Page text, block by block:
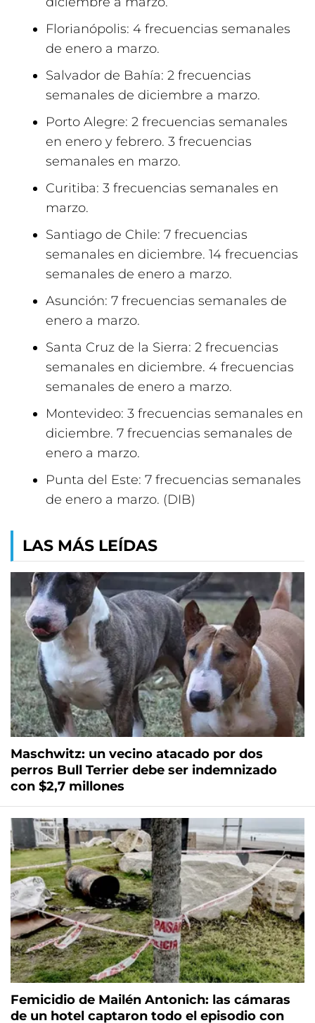
Florianópolis: 4 frecuencias semanales
de enero a marzo.
Salvador de Bahía: 2 frecuencias
semanales de diciembre a marzo.
Porto Alegre: 2 frecuencias semanales
en enero y febrero. 3 frecuencias
semanales en marzo.
Curitiba: 3 frecuencias semanales en
marzo.
Santiago de Chile: 7 frecuencias
semanales en diciembre. 14 frecuencias
semanales de enero a marzo.
Asunción: 7 frecuencias semanales de
enero a marzo.
Santa Cruz de la Sierra: 2 frecuencias
semanales en diciembre. 4 frecuencias
semanales de enero a marzo.
Montevideo: 3 frecuencias semanales en
diciembre. 7 frecuencias semanales de
enero a marzo.
Punta del Este: 7 frecuencias semanales
de enero a marzo. (DIB)
LAS MÁS LEÍDAS
Maschwitz: un vecino atacado por dos
perros Bull Terrier debe ser indemnizado
con $2,7 millones
Femicidio de Mailén Antonich: las cámaras
de un hotel captaron todo el episodio con